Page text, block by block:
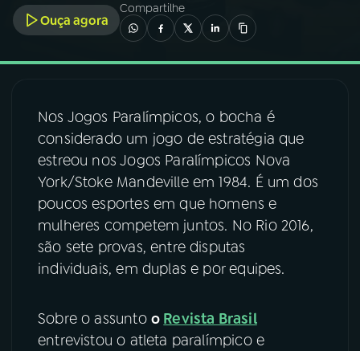
A RÁDIO
03PROGRAMAÇÃO
04PROGRAMAS
PODCASTS
06 VIDEOCASTS
ÚLTIMAS
FESTIVAL DE MÚSICA
Ouça agora
Compartilhe
Nos Jogos Paralímpicos, o bocha é
considerado um jogo de estratégia que
estreou nos Jogos Paralímpicos Nova
York/Stoke Mandeville em 1984. É um dos
poucos esportes em que homens e
mulheres competem juntos. No Rio 2016,
são sete provas, entre disputas
individuais, em duplas e por equipes.
Sobre o assunto o Revista Brasil
entrevistou o atleta paralímpico e